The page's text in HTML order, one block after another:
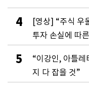
4
[영상] “주식 우
투자 손실에 따
5
“이강인, 아틀레
지 다 잡을 것”